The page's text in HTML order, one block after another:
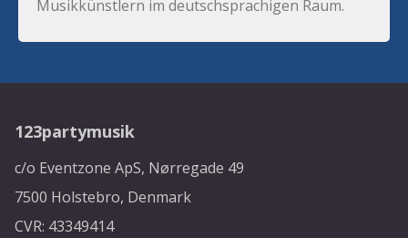
Musikkünstlern im deutschsprachigen Raum.
123partymusik
c/o Eventzone ApS, Nørregade 49
7500 Holstebro, Denmark
CVR: 43349414